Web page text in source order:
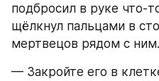
подбросил в руке что-
щёлкнул пальцами в
мертвецов рядом с ним.
— Закройте его в